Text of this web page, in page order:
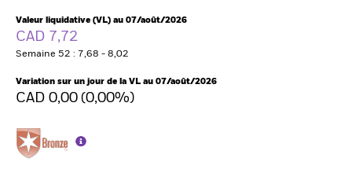
ETFs & Fonds indiciels
Documents
Intermédiaires financiers.
Valeur liquidative (VL) au 07/août/2026
CAD 7,72
Semaine 52 : 7,68 - 8,02
Variation sur un jour de la VL au 07/août/2026
CAD 0,00 (0,00%)